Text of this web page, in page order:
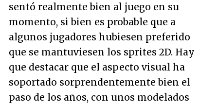
sentó realmente bien al juego en su
momento, si bien es probable que a
algunos jugadores hubiesen preferido
que se mantuviesen los sprites 2D. Hay
que destacar que el aspecto visual ha
soportado sorprendentemente bien el
paso de los años, con unos modelados